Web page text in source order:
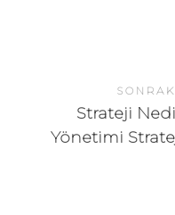
Strateji
Yönetimi